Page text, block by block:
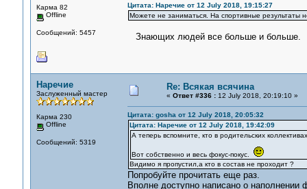
Карма 82
Offline
Сообщений: 5457
Цитата: Наречие от 12 July 2018, 19:15:27
Можете не заниматься. На спортивные результаты
Знающих людей все больше и больше.
Наречие
Заслуженный мастер
Карма 230
Offline
Сообщений: 5319
Re: Всякая всячина
« Ответ #336 :12 July 2018, 20:19:10 »
Цитата: gosha от 12 July 2018, 20:05:32
Цитата: Наречие от 12 July 2018, 19:42:09
А теперь вспомните, кто в родительских
Вот собственно и весь фокус-покус.
Видимо я пропустил,а кто в состав не проходит ?
Попробуйте прочитать еще раз.
Вполне доступно написано о наполнении